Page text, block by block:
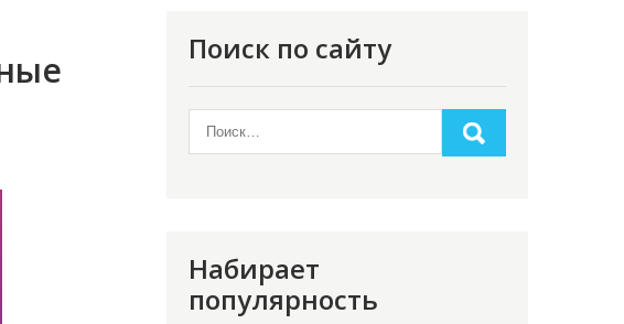
Поиск по сайту
Набирает
популярность